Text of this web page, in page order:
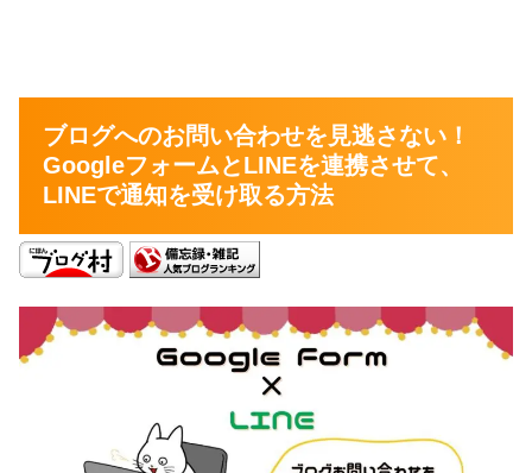
ブログへのお問い合わせを見逃さない！
GoogleフォームとLINEを連携させて、
LINEで通知を受け取る方法